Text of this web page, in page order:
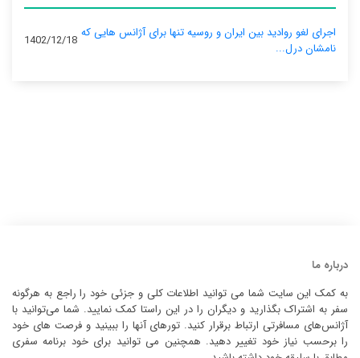
اجرای لغو روادید بین ایران و روسیه تنها برای آژانس‌ هایی که
نامشان درل...
1402/12/18
درباره ما
به کمک این سایت شما می توانید اطلاعات کلی و جزئی خود را راجع به هرگونه
سفر به اشتراک بگذارید و دیگران را در این راستا کمک نمایید. شما می‌توانید با
آژانس‌های مسافرتی ارتباط برقرار کنید. تورهای آنها را ببینید و فرصت های خود
را برحسب نیاز خود تغییر دهید. همچنین می توانید برای خود برنامه سفری